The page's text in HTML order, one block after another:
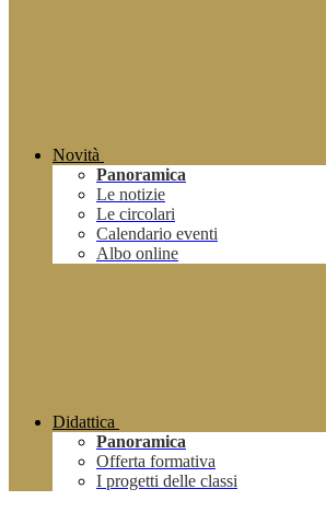
Novità
Panoramica
Le notizie
Le circolari
Calendario eventi
Albo online
Didattica
Panoramica
Offerta formativa
I progetti delle classi